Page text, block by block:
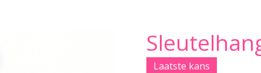
Laatste kans